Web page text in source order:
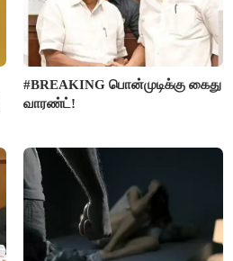
#BREAKING பொன்முடிக்கு கைது
வாரண்ட்!